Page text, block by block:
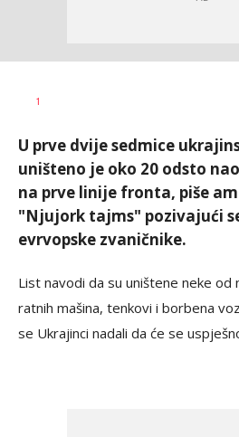
AUTOR
1
U prve dvije sedmice
uništeno je oko 20 odsto
na prve linije fronta, piše
"Njujork tajms" pozivajući
evrvopske zvaničnike.
List navodi da su uništene neke od
ratnih mašina, tenkovi i borbena
se Ukrajinci nadali da će se